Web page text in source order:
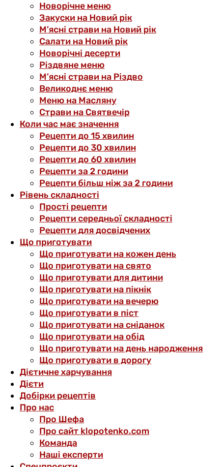
Новорічне меню
Закуски на Новий рік
М’ясні страви на Новий рік
Салати на Новий рік
Новорічні десерти
Різдвяне меню
М’ясні страви на Різдво
Великоднє меню
Меню на Масляну
Страви на Святвечір
Коли час має значення
Рецепти до 15 хвилин
Рецепти до 30 хвилин
Рецепти до 60 хвилин
Рецепти за 2 години
Рецепти більш ніж за 2 години
Рівень складності
Прості рецепти
Рецепти середньої складності
Рецепти для досвідчених
Що приготувати
Що приготувати на кожен день
Що приготувати на свято
Що приготувати для дитини
Що приготувати на пікнік
Що приготувати на вечерю
Що приготувати в піст
Що приготувати на сніданок
Що приготувати на обід
Що приготувати на день народження
Що приготувати в дорогу
Дієтичне харчування
Дієти
Добірки рецептів
Про нас
Про Шефа
Про сайт klopotenko.com
Команда
Наші експерти